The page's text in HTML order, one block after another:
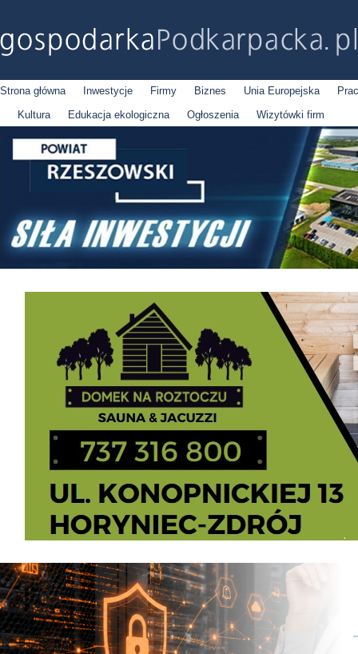
Strona główna Inwestycje Firmy Biznes Unia Europejska
Kultura
Edukacja ekologiczna Ogłoszenia Wizytówki firm